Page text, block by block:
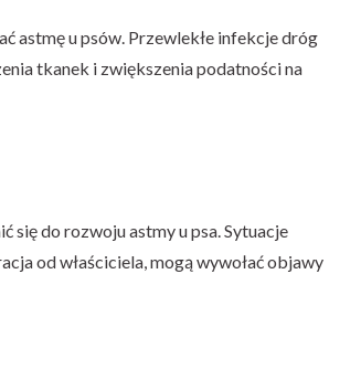
astmę u psów. Przewlekłe infekcje dróg
tkanek i zwiększenia podatności na
się do rozwoju astmy u psa. Sytuacje
od właściciela, mogą wywołać objawy